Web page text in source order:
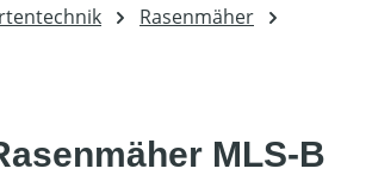
Rasenmäher
MLS-B